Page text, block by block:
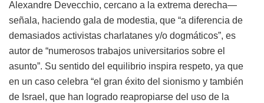
Alexandre Devecchio, cercano a la extrema derecha—
señala, haciendo gala de modestia, que “a diferencia de
demasiados activistas charlatanes y/o dogmáticos”, es
autor de “numerosos trabajos universitarios sobre el
asunto”. Su sentido del equilibrio inspira respeto, ya que
en un caso celebra “el gran éxito del sionismo y también
de Israel, que han logrado reapropiarse del uso de la